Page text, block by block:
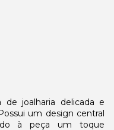
joalharia delicada e
um design central
à peça um toque